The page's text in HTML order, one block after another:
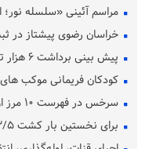
مراسم آئینی «سلسله نور؛
خراسان رضوی پیشتاز در
پیش‌ بینی برداشت ۶ هزار تن چغندرقند پاییزه در خراسان رضوی
کودکان فریمانی موکب های
سرخس در فهرست ۱۰ مرز اولویت‌دار کشور است
برای نخستین بار کشت ۳/۵ هکتار تریتیکاله در شهرستان باخرز